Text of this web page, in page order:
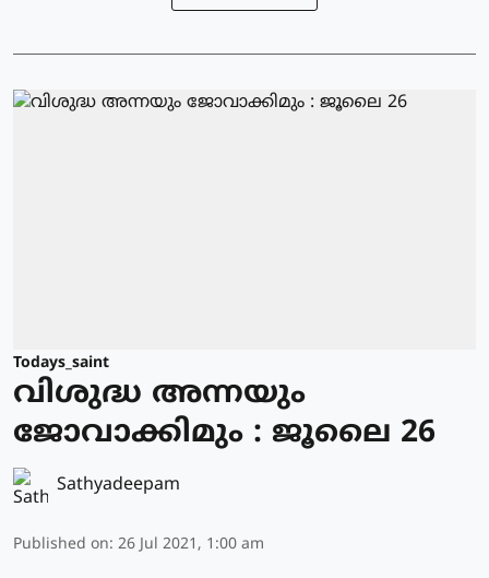
Todays_saint
വിശുദ്ധ അന്നയും
ജോവാക്കിമും : ജൂലൈ 26
Sathyadeepam
Published on: 26 Jul 2021, 1:00 am